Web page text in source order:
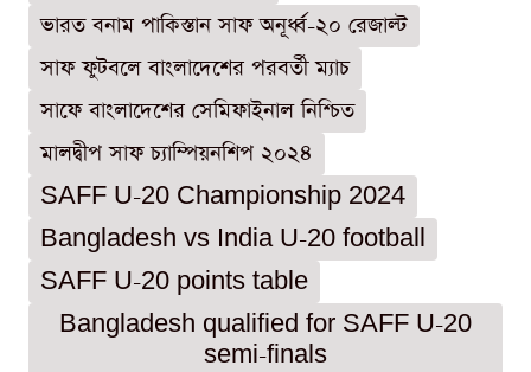
ভারত বনাম পাকিস্তান সাফ অনূর্ধ্ব-২০ রেজাল্ট
সাফ ফুটবলে বাংলাদেশের পরবর্তী ম্যাচ
সাফে বাংলাদেশের সেমিফাইনাল নিশ্চিত
মালদ্বীপ সাফ চ্যাম্পিয়নশিপ ২০২৪
SAFF U-20 Championship 2024
Bangladesh vs India U-20 football
SAFF U-20 points table
Bangladesh qualified for SAFF U-20
semi-finals